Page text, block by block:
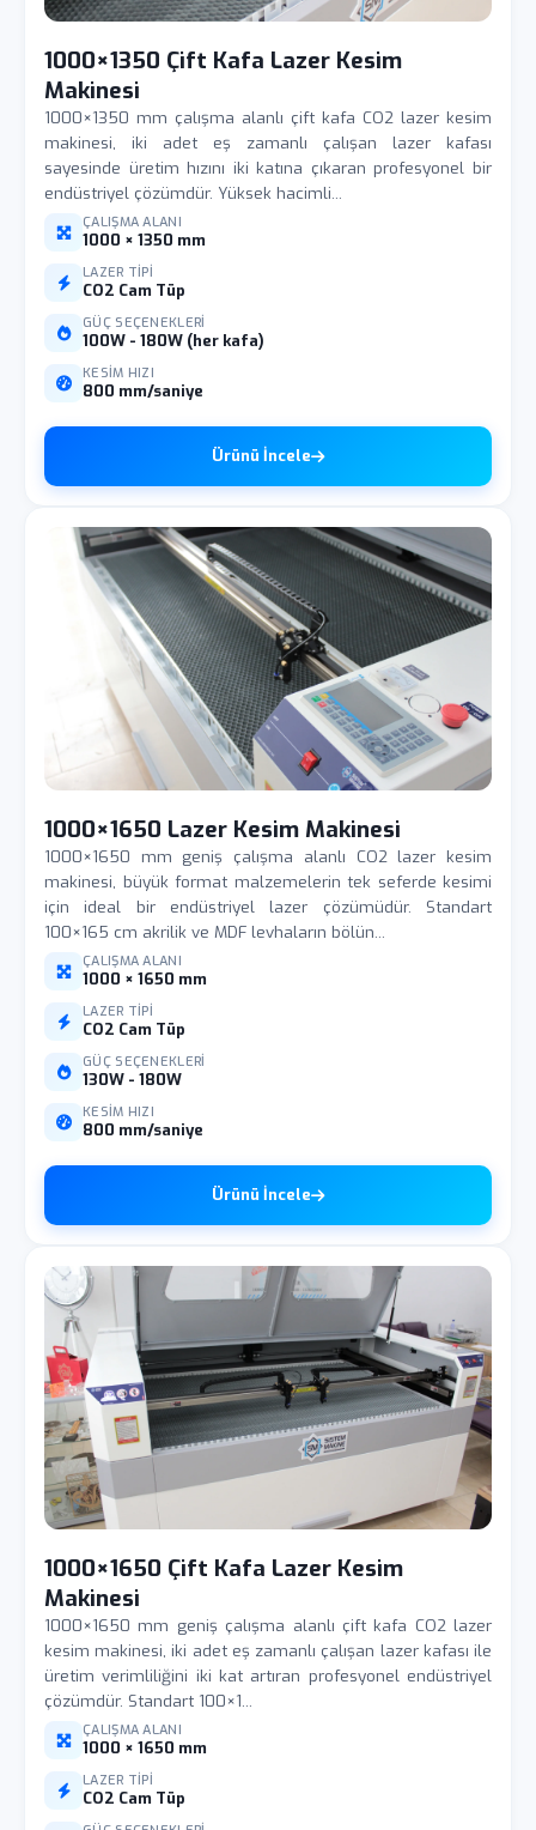
1000×1350 Çift Kafa Lazer Kesim
Makinesi
1000×1350 mm çalışma alanlı çift kafa CO2 lazer kesim
makinesi, iki adet eş zamanlı çalışan lazer kafası
sayesinde üretim hızını iki katına çıkaran profesyonel bir
endüstriyel çözümdür. Yüksek hacimli...
ÇALIŞMA ALANI
1000 × 1350 mm
LAZER TIPI
CO2 Cam Tüp
GÜÇ SEÇENEKLERI
100W - 180W (her kafa)
KESIM HIZI
800 mm/saniye
Ürünü İncele
1000×1650 Lazer Kesim Makinesi
1000×1650 mm geniş çalışma alanlı CO2 lazer kesim
makinesi, büyük format malzemelerin tek seferde kesimi
için ideal bir endüstriyel lazer çözümüdür. Standart
100×165 cm akrilik ve MDF levhaların bölün...
ÇALIŞMA ALANI
1000 × 1650 mm
LAZER TIPI
CO2 Cam Tüp
GÜÇ SEÇENEKLERI
130W - 180W
KESIM HIZI
800 mm/saniye
Ürünü İncele
1000×1650 Çift Kafa Lazer Kesim
Makinesi
1000×1650 mm geniş çalışma alanlı çift kafa CO2 lazer
kesim makinesi, iki adet eş zamanlı çalışan lazer kafası ile
üretim verimliliğini iki kat artıran profesyonel endüstriyel
çözümdür. Standart 100×1...
ÇALIŞMA ALANI
1000 × 1650 mm
LAZER TIPI
CO2 Cam Tüp